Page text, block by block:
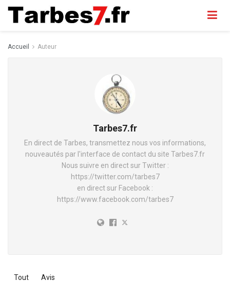
Accueil Auteur
Tarbes7.fr
En direct de Tarbes, transmettez nous vos informations,
nouveautés par l'interface de contact du site Tarbes7.fr
Nous suivre en direct sur Twitter :
https://twitter.com/tarbes7
en direct sur Facebook :
https://www.facebook.com/tarbes7
Tout Avis